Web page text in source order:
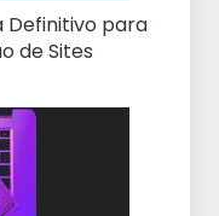
Definitivo para
de Sites